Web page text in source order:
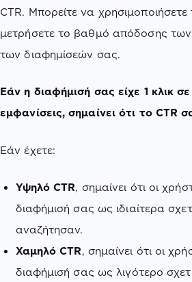
CTR. Μπορείτε να
μετρήσετε το βαθμό απόδοσης των
των διαφημίσεών σας.
Εάν η διαφήμισή σας είχε 1 κλικ
εμφανίσεις, σημαίνει ότι το CTR
Εάν έχετε:
Υψηλό CTR, σημαίνει ότι οι
διαφήμισή σας ως ιδιαίτερα
αναζήτησαν.
Χαμηλό CTR, σημαίνει ότι οι
διαφήμισή σας ως λιγότερο